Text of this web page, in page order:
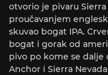
otvorio je pivaru Sierra
proučavanjem
skuvao bogat IPA.
bogat i gorak od
pivo po kome se dalje
Anchor i Sierra